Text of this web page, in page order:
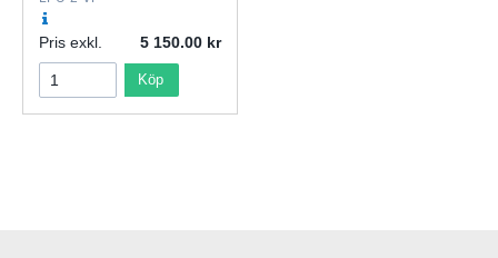
Pris exkl. 5 150.00
Köp